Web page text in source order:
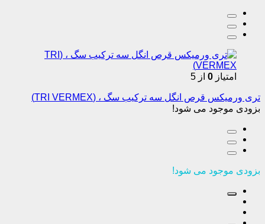
امتیاز 0 از 5
تری ورمیکس قرص انگل سه ترکیب سگ ، (TRI VERMEX)
بزودی موجود می شود!
بزودی موجود می شود!